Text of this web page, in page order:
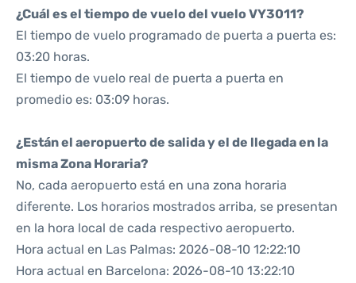
¿Cuál es el tiempo de vuelo del vuelo VY3011?
El tiempo de vuelo programado de puerta a puerta es:
03:20 horas.
El tiempo de vuelo real de puerta a puerta en
promedio es: 03:09 horas.
¿Están el aeropuerto de salida y el de llegada en la
misma Zona Horaria?
No, cada aeropuerto está en una zona horaria
diferente. Los horarios mostrados arriba, se presentan
en la hora local de cada respectivo aeropuerto.
Hora actual en Las Palmas: 2026-08-10 12:22:10
Hora actual en Barcelona: 2026-08-10 13:22:10